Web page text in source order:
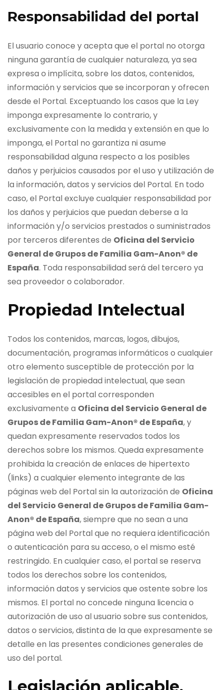
Responsabilidad del portal
El usuario conoce y acepta que el portal no otorga
ninguna garantía de cualquier naturaleza, ya sea
expresa o implícita, sobre los datos, contenidos,
información y servicios que se incorporan y ofrecen
desde el Portal. Exceptuando los casos que la Ley
imponga expresamente lo contrario, y
exclusivamente con la medida y extensión en que lo
imponga, el Portal no garantiza ni asume
responsabilidad alguna respecto a los posibles
daños y perjuicios causados por el uso y utilización de
la información, datos y servicios del Portal. En todo
caso, el Portal excluye cualquier responsabilidad por
los daños y perjuicios que puedan deberse a la
información y/o servicios prestados o suministrados
por terceros diferentes de Oficina del Servicio
General de Grupos de Familia Gam-Anon® de
España. Toda responsabilidad será del tercero ya
sea proveedor o colaborador.
Propiedad Intelectual
Todos los contenidos, marcas, logos, dibujos,
documentación, programas informáticos o cualquier
otro elemento susceptible de protección por la
legislación de propiedad intelectual, que sean
accesibles en el portal corresponden
exclusivamente a Oficina del Servicio General de
Grupos de Familia Gam-Anon® de España, y
quedan expresamente reservados todos los
derechos sobre los mismos. Queda expresamente
prohibida la creación de enlaces de hipertexto
(links) a cualquier elemento integrante de las
páginas web del Portal sin la autorización de Oficina
del Servicio General de Grupos de Familia Gam-
Anon® de España, siempre que no sean a una
página web del Portal que no requiera identificación
o autenticación para su acceso, o el mismo esté
restringido. En cualquier caso, el portal se reserva
todos los derechos sobre los contenidos,
información datos y servicios que ostente sobre los
mismos. El portal no concede ninguna licencia o
autorización de uso al usuario sobre sus contenidos,
datos o servicios, distinta de la que expresamente se
detalle en las presentes condiciones generales de
uso del portal.
Legislación aplicable,